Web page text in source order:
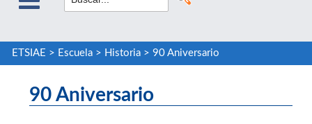
ETSIAE > Escuela> Historia> 90 Aniversario
90 Aniversario